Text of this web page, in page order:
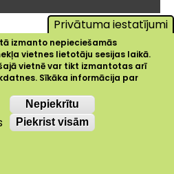
Privātuma iestatījumi
izmanto nepieciešamās
vietnes lietotāju sesijas laikā.
vietnē var tikt izmantotas arī
Sīkāka informācija par
Nepiekrītu
Piekrist visām
Nepiekrītu